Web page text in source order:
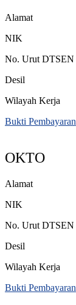
Alamat
NIK
No. Urut DTSEN
Desil
Wilayah Kerja
Bukti Pembayaran
OKTO
Alamat
NIK
No. Urut DTSEN
Desil
Wilayah Kerja
Bukti Pembayaran